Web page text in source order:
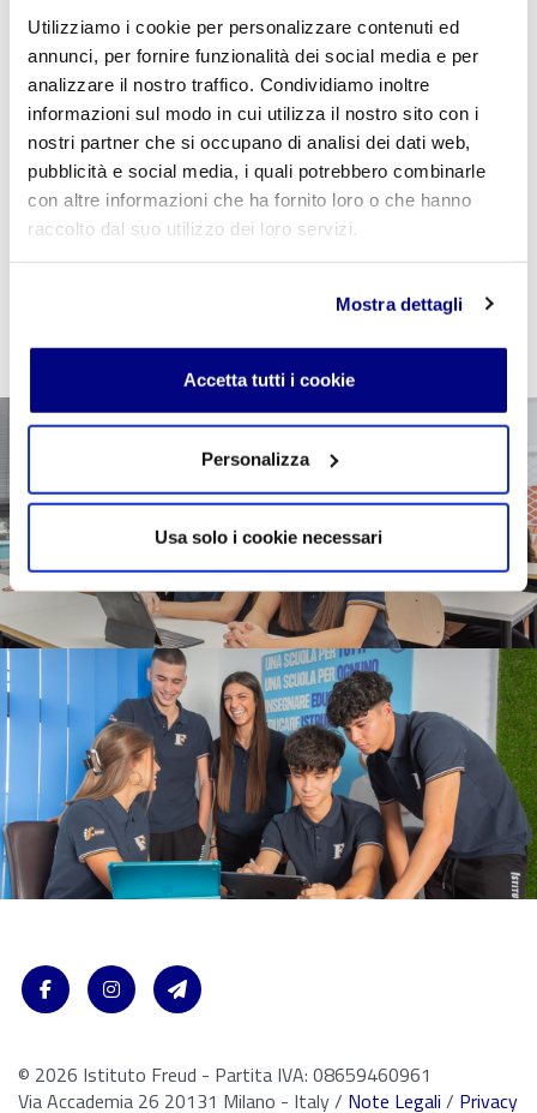
Utilizziamo i cookie per personalizzare contenuti ed
annunci, per fornire funzionalità dei social media e per
analizzare il nostro traffico. Condividiamo inoltre
informazioni sul modo in cui utilizza il nostro sito con i
nostri partner che si occupano di analisi dei dati web,
pubblicità e social media, i quali potrebbero combinarle
con altre informazioni che ha fornito loro o che hanno
raccolto dal suo utilizzo dei loro servizi.
Mostra dettagli
Accetta tutti i cookie
Personalizza
Usa solo i cookie necessari
Se sei studente della scuola utilizza il coupon
"CPVIDEOPILLOLA" in fase di checkout per azzerare
il costo della VideoPillola
AGGIUNGI AL CARRELLO
© 2026 Istituto Freud - Partita IVA: 08659460961
Via Accademia 26 20131 Milano - Italy / Note Legali / Privacy